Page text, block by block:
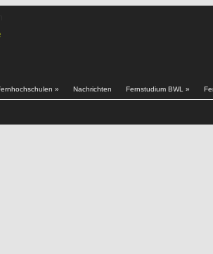
» Nachrichten Fernstudium BWL »